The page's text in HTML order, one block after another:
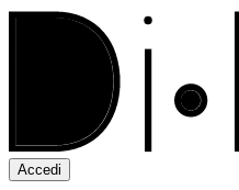
Accedi